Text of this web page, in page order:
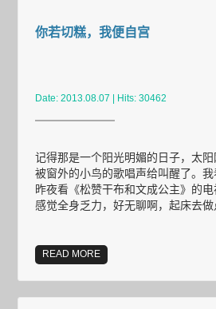
你若切糕，我便自宫
Date: 2013.08.07 | Hits: 30462
记得那是一个阳光明媚的日子，太
被窗外的小鸟的歌唱声给叫醒了。我
昨夜看《松赞干布和文成公主》的电
感觉全身乏力，好无聊啊，起床去做
READ MORE